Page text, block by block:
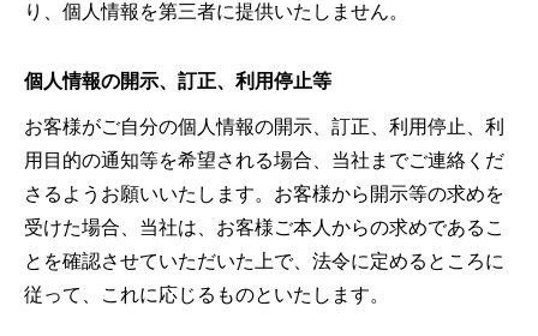
り、個人情報を第三者に提供いたしません。
個人情報の開示、訂正、利用停止等
お客様がご自分の個人情報の開示、訂正、利用停止、利
用目的の通知等を希望される場合、当社までご連絡くだ
さるようお願いいたします。お客様から開示等の求めを
受けた場合、当社は、お客様ご本人からの求めであるこ
とを確認させていただいた上で、法令に定めるところに
従って、これに応じるものといたします。